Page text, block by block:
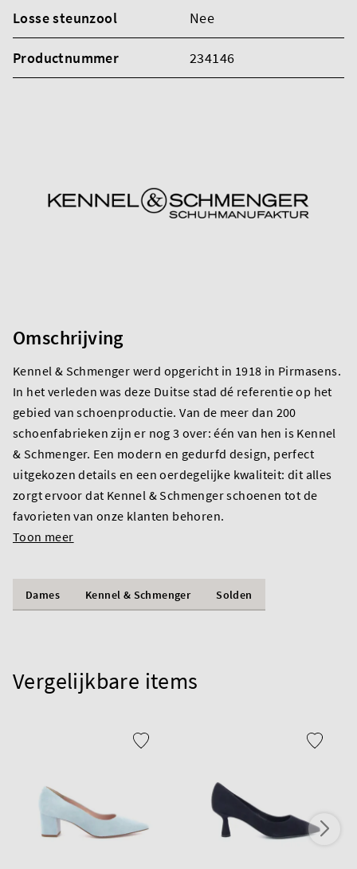
Losse steunzool Nee
Productnummer 234146
Omschrijving
Kennel & Schmenger werd opgericht in 1918 in Pirmasens.
In het verleden was deze Duitse stad dé referentie op het
gebied van schoenproductie. Van de meer dan 200
schoenfabrieken zijn er nog 3 over: één van hen is Kennel
& Schmenger. Een modern en gedurfd design, perfect
uitgekozen details en een oerdegelijke kwaliteit: dit alles
zorgt ervoor dat Kennel & Schmenger schoenen tot de
favorieten van onze klanten behoren.
Toon meer
Dames Kennel & Schmenger Solden
Vergelijkbare items